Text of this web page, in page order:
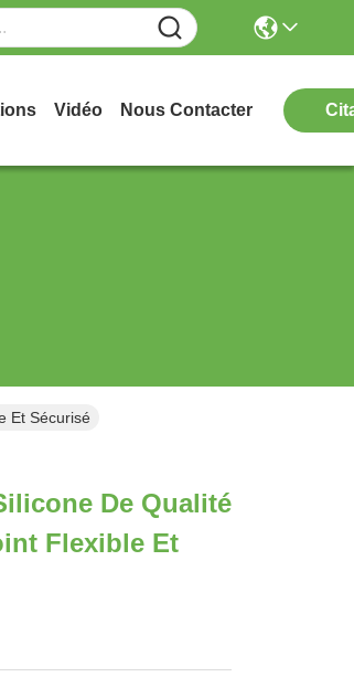
Vidéo Nous Contacter
Et Sécurisé
De Qualité
Flexible Et